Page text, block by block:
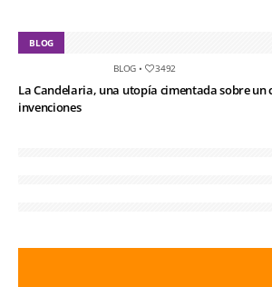
BLOG
BLOG • 3492
La Candelaria, una utopía cimentada sobre un
invenciones